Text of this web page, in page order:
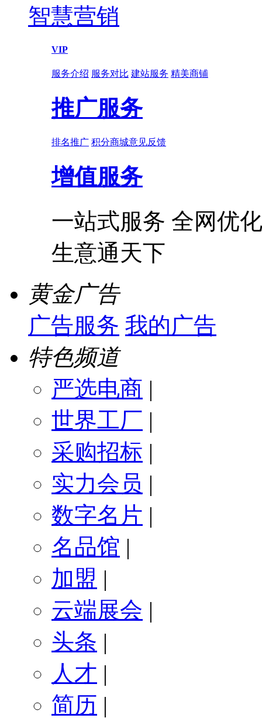
智慧营销
VIP
服务介绍 服务对比 建站服务 精美商铺
推广服务
排名推广 积分商城意见反馈
增值服务
一站式服务 全网优
生意通天下
黄金广告
广告服务 我的广告
特色频道
严选电商 |
世界工厂 |
采购招标 |
实力会员 |
数字名片 |
名品馆 |
加盟 |
云端展会 |
头条 |
人才 |
简历 |